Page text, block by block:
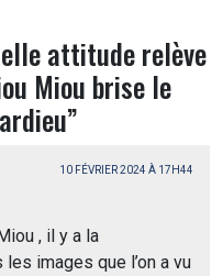
attitude relève
Miou brise le
”
10 FÉVRIER 2024 À 17H44
, il y a la
images que l’on a vu